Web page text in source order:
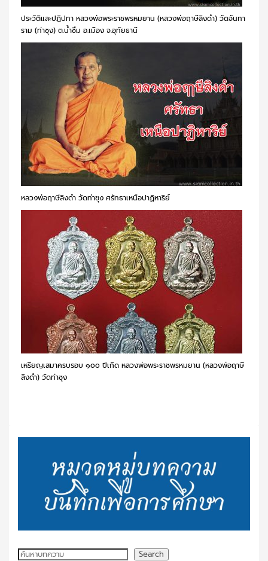
ประวัติและปฏิปทา หลวงพ่อพระราชพรหมยาน (หลวงพ่อฤาษีลิงดำ) วัดจันทา
ราม (ท่าซุง) ต.น้ำซึม อ.เมือง จ.อุทัยธานี
หลวงพ่อฤาษีลิงดำ วัดท่าซุง ศรัทธาเหนือปาฏิหาริย์
เหรียญเสมาครบรอบ ๑๐๐ ปีเกิด หลวงพ่อพระราชพรหมยาน (หลวงพ่อฤาษี
ลิงดำ) วัดท่าซุง
ค้นหา Search